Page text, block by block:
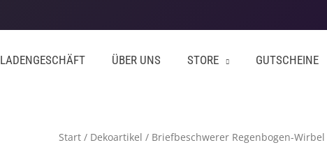
LADENGESCHÄFT ÜBER UNS STORE GUTSCHEINE
Start / Dekoartikel / Briefbeschwerer Regenbogen-Wirbel